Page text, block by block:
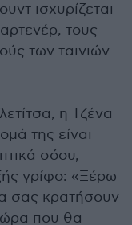
ισχυρίζεται
τους
των ταινιών
η Τζένα
της είναι
σόου,
γρίφο: «Ξέρω
σας κρατήσουν
που θα